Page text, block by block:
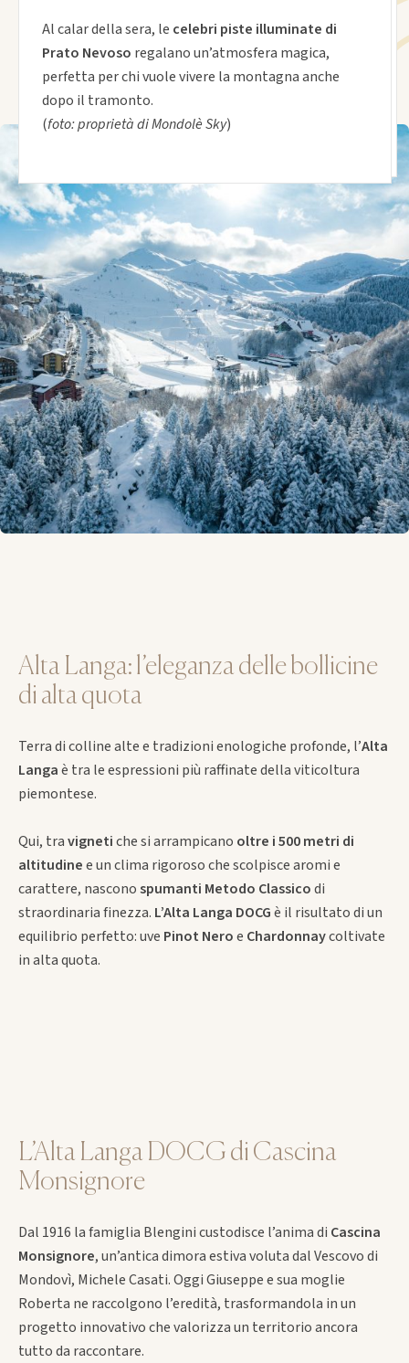
Al calar della sera, le celebri piste illuminate di
Prato Nevoso regalano un’atmosfera magica,
perfetta per chi vuole vivere la montagna anche
dopo il tramonto.
(foto: proprietà di Mondolè Sky)
Alta Langa: l’eleganza delle bollicine
di alta quota
Terra di colline alte e tradizioni enologiche profonde, l’Alta
Langaè tra le espressioni più raffinate della viticoltura
piemontese.
Qui, travignetiche si arrampicano oltre i 500 metri di
altitudinee un clima rigoroso che scolpisce aromi e
carattere, nasconospumanti Metodo Classicodi
straordinaria finezza. L’Alta Langa DOCGè il risultato di un
equilibrio perfetto: uve Pinot Neroe Chardonnaycoltivate
in alta quota.
L’Alta Langa DOCG di Cascina
Monsignore
Dal 1916 la famiglia Blengini custodisce l’anima di Cascina
Monsignore, un’antica dimora estiva voluta dal Vescovo di
Mondovì, Michele Casati. Oggi Giuseppe e sua moglie
Roberta ne raccolgono l’eredità, trasformandola in un
progetto innovativo che valorizza un territorio ancora
tutto da raccontare.